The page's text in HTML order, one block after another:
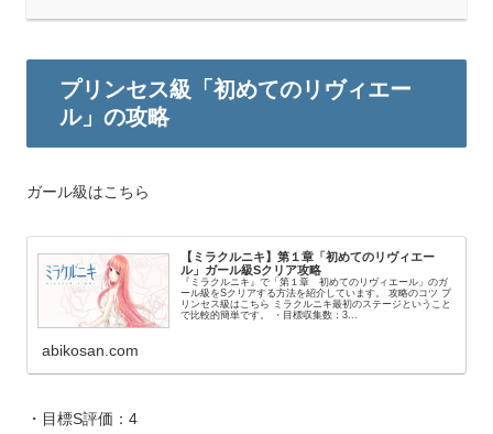
プリンセス級「初めてのリヴィエー
ル」の攻略
ガール級はこちら
【ミラクルニキ】第１章「初めてのリヴィエー
ル」ガール級Sクリア攻略
『ミラクルニキ』で「第１章 初めてのリヴィエール」のガ
ール級をSクリアする方法を紹介しています。 攻略のコツ プ
リンセス級はこちら ミラクルニキ最初のステージということ
で比較的簡単です。 ・目標収集数：3...
abikosan.com
・目標S評価：4